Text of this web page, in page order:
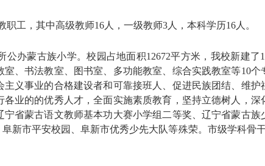
职工，其中高级教师16 人，一级教师3人，本科学历16 人。
公办蒙古族小学。校园占地面积12672平方米，我校新建了
、书法教室、图书室、多功能教室、综合实践教室等10个
义事业的合格建设者和可靠接班人
促进民族团结、维护
各业的的优秀人才，全面实施素质教育，坚持立德树人，深
省蒙古语文教师基本功大赛小学组二等奖、辽宁省蒙古族
新市平安校园、阜新市优秀少先大队等殊荣。市级学科骨